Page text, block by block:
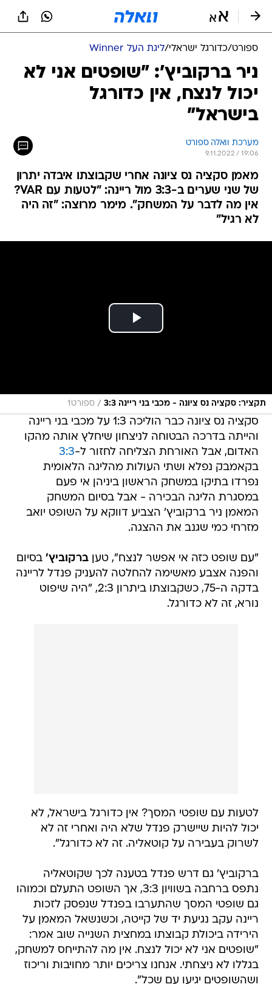
ספורט/כדורגל ישראלי/ליגת העל Winner
ניר ברקוביץ': "שופטים אני לא
יכול לנצח, אין כדורגל
בישראל"
מערכת וואלה ספורט
9.11.2022 / 19:06
מאמן סקציה נס ציונה אחרי שקבוצתו איבדה יתרון
של שני שערים ב-3:3 מול ריינה: "לטעות עם VAR?
אין מה לדבר על המשחק". מימר מרוצה: "זה היה
לא רגיל"
תקציר: סקציה נס ציונה - מכבי בני ריינה 3:3 / ספורט1
סקציה נס ציונה כבר הוליכה 1:3 על מכבי בני ריינה
והייתה בדרכה הבטוחה לניצחון שיחלץ אותה מהקו
האדום, אבל האורחת הצליחה לחזור ל-3:3
בקאמבק נפלא ושתי העולות מהליגה הלאומית
נפרדו בתיקו במשחק הראשון ביניהן אי פעם
במסגרת הליגה הבכירה - אבל בסיום המשחק
המאמן ניר ברקוביץ' הצביע דווקא על השופט יואב
מזרחי כמי שגנב את ההצגה.
"עם שופט כזה אי אפשר לנצח", טעןברקוביץ' בסיום
והפנה אצבע מאשימה להחלטה להעניק פנדל לריינה
בדקה ה-75, כשקבוצתו ביתרון 2:3, "היה שיפוט
נורא, זה לא כדורגל.
לטעות עם שופטי המסך? אין כדורגל בישראל, לא
יכול להיות שיישרק פנדל שלא היה ואחרי זה לא
לשרוק בעבירה על קוטאליה. זה לא כדורגל".
ברקוביץ' גם דרש פנדל בטענה לכך שקוטאליה
נתפס ברחבה בשוויון 3:3, אך השופט התעלם וכמוהו
גם שופטי המסך שהתערבו בפנדל שנפסק לזכות
ריינה עקב נגיעת יד של קייטה, וכשנשאל המאמן על
הירידה ביכולת קבוצתו במחצית השנייה שוב אמר:
"שופטים אני לא יכול לנצח. אין מה להתייחס למשחק,
בגללו לא ניצחתי. אנחנו צריכים יותר מחויבות וריכוז
ושהשופטים יגיעו עם שכל".